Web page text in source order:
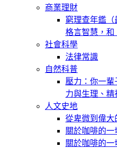
商業理財
窮理查年鑑
格言智慧，和
社會科學
法律常識
自然科普
壓力：你一
力與生理、精
人文史地
從卑微到偉大
關於咖啡的
關於咖啡的